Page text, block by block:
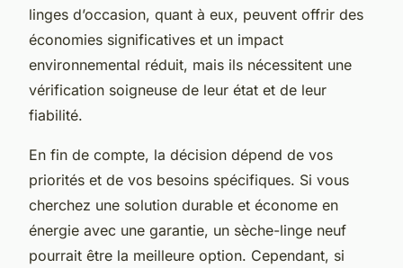
linges d’occasion, quant à eux, peuvent offrir des
économies significatives et un impact
environnemental réduit, mais ils nécessitent une
vérification soigneuse de leur état et de leur
fiabilité.
En fin de compte, la décision dépend de vos
priorités et de vos besoins spécifiques. Si vous
cherchez une solution durable et économe en
énergie avec une garantie, un sèche-linge neuf
pourrait être la meilleure option. Cependant, si